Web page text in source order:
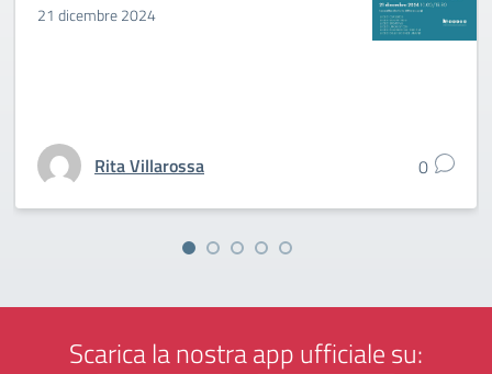
21 dicembre 2024
Rita Villarossa 0
Scarica la nostra app ufficiale su: